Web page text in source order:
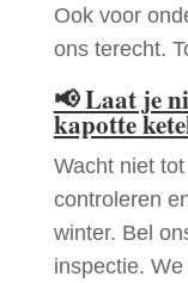
Ook voor
ons terecht.
📢Laat je
kapotte
Wacht niet
controleren
winter. Bel
inspectie.